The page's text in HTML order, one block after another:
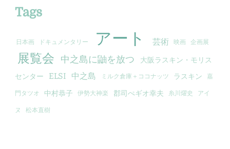
Tags
日本画 ドキュメンタリー アート 芸術 映画 企画展
展覧会 中之島に鼬を放つ
大阪ラスキン・モリス
センター
ELSI 中之島 ミルク倉庫＋ココナッツ ラスキン 嘉
門タツオ 中村恭子 伊勢大神楽 郡司ぺギオ幸夫 糸川燿史 アイ
ヌ 松本直樹